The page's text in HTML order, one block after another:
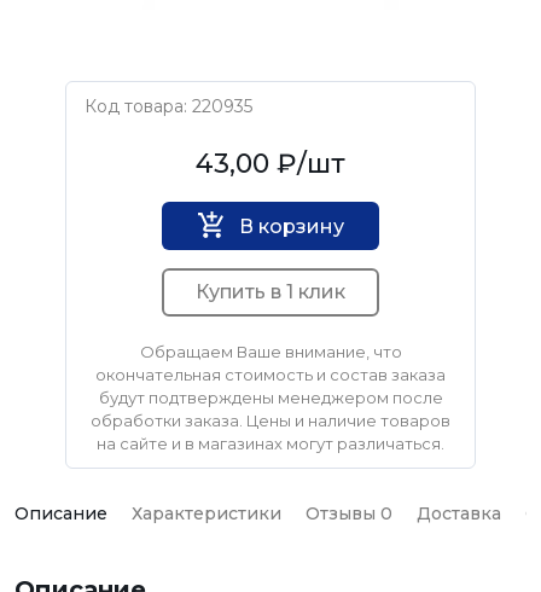
Код товара: 220935
43,00 ₽/шт
В корзину
Купить в 1 клик
Обращаем Ваше внимание, что
окончательная стоимость и состав заказа
будут подтверждены менеджером после
обработки заказа. Цены и наличие товаров
на сайте и в магазинах могут различаться.
Описание Характеристики Отзывы 0 Доставка